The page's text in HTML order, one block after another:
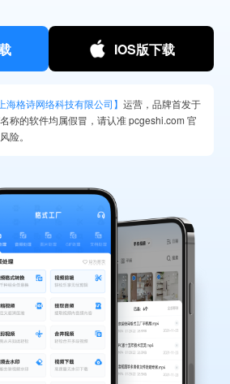
IOS版下载
海格诗网络科技有限公司】 运营，品牌首发于
称的软件均属假冒，请认准 pcgeshi.com 官
险。